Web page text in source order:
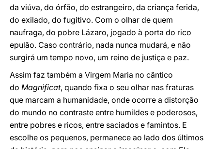
da viúva, do órfão, do estrangeiro, da criança ferida,
do exilado, do fugitivo. Com o olhar de quem
naufraga, do pobre Lázaro, jogado à porta do rico
epulão. Caso contrário, nada nunca mudará, e não
surgirá um tempo novo, um reino de justiça e paz.
Assim faz também a Virgem Maria no cântico
do Magnificat, quando fixa o seu olhar nas fraturas
que marcam a humanidade, onde ocorre a distorção
do mundo no contraste entre humildes e poderosos,
entre pobres e ricos, entre saciados e famintos. E
escolhe os pequenos, permanece ao lado dos últimos